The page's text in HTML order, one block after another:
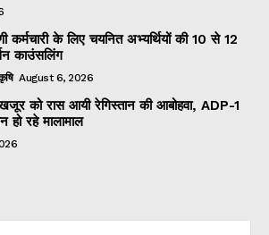
कर्मचारी के लिए चयनित अभ्यर्थियों की 10 से 12
काउंसलिंग
August 6, 2026
को रास आयी रेगिस्तान की आबोहवा, ADP-1
हो रहे मालामाल